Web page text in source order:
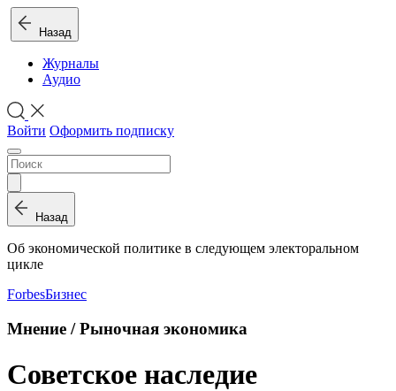
Назад
Журналы
Аудио
Войти Оформить подписку
Назад
Об экономической политике в следующем электоральном
цикле
ForbesБизнес
Мнение / Рыночная экономика
Советское наследие